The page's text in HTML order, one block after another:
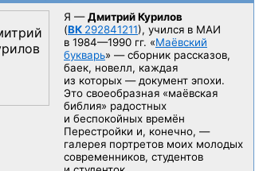
Я —Дмитрий Курилов
(ВК 292841211), учился в МАИ
в 1984—1990 гг. «Маёвский
букварь» — сборник рассказов,
баек, новелл, каждая
из которых — документ эпохи.
Это своеобразная «маёвская
библия» радостных
и беспокойных времён
Перестройки и, конечно, —
галерея портретов моих молодых
современников, студентов